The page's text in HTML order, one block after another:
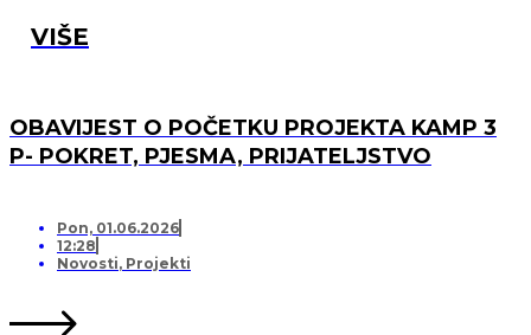
VIŠE
OBAVIJEST O POČETKU PROJEKTA KAMP 3
P- POKRET, PJESMA, PRIJATELJSTVO
Pon, 01.06.2026
12:28
Novosti, Projekti